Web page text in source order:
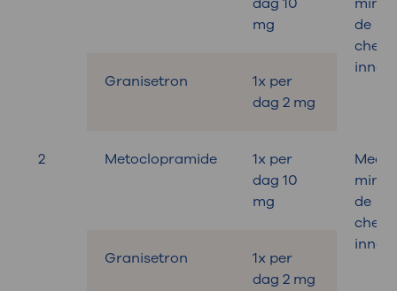
mg
de
Granisetron
1x per
dag 2 mg
2 Metoclopramide
1x per
dag 10
mg
de
Granisetron
1x per
dag 2 mg